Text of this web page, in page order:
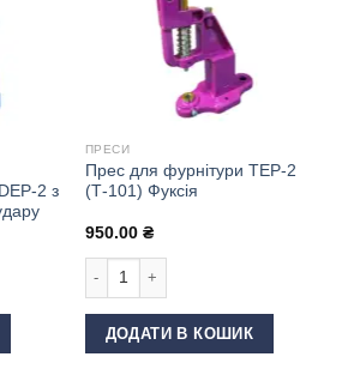
2 з
ПРЕСИ
Прес для фурнітури ТЕР-2
(Т-101) Фуксія
950.00 ₴
ДОДАТИ В КОШИК